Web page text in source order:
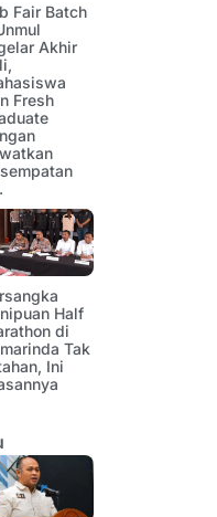
Fair Batch
Akhir
Fresh
Half
di
Tak
Ini